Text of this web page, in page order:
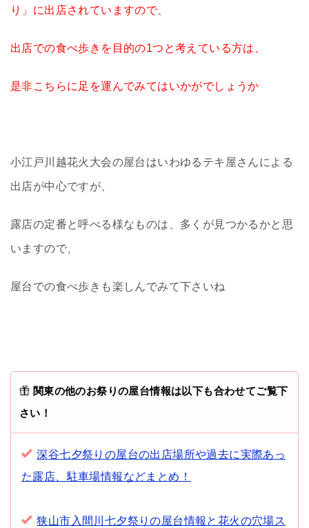
り」に出店されていますので、
出店での食べ歩きを目的の1つと考えている方は、
是非こちらに足を運んでみてはいかがでしょうか
小江戸川越花火大会の屋台はいわゆるテキ屋さんによる
出店が中心ですが、
露店の定番と呼べる様なものは、多くが見つかるかと思
いますので、
屋台での食べ歩きも楽しんでみて下さいね
関東の他のお祭りの屋台情報は以下も合わせてご覧下
さい！
深谷七夕祭りの屋台の出店場所や過去に実際あっ
た露店、駐車場情報などまとめ！
狭山市入間川七夕祭りの屋台情報と花火の穴場ス